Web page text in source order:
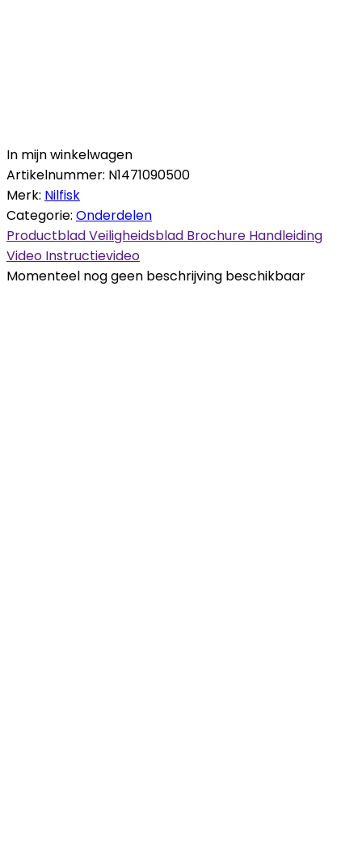
In mijn winkelwagen
Artikelnummer: N1471090500
Merk: Nilfisk
Categorie: Onderdelen
ProductbladVeiligheidsblad Brochure Handleiding
Video Instructievideo
Momenteel nog geen beschrijving beschikbaar